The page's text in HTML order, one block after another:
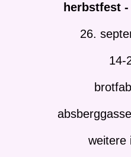
herbstfest
26.
14-
weitere